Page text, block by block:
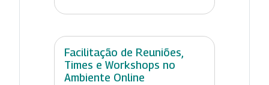
Facilitação de Reuniões,
Times e Workshops no
Ambiente Online